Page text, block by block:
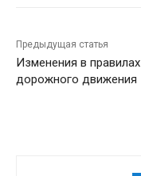
Предыдущая статья
Изменения в правилах
дорожного движения